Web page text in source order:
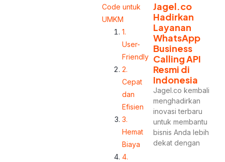
Code untuk
UMKM
1.
User-
Friendly
2.
Cepat
dan
Efisien
3.
Hemat
Biaya
4.
Jagel.co
Hadirkan
Layanan
WhatsApp
Business
Calling API
Resmi di
Indonesia
Jagel.co kembali
menghadirkan
inovasi terbaru
untuk membantu
bisnis Anda lebih
dekat dengan